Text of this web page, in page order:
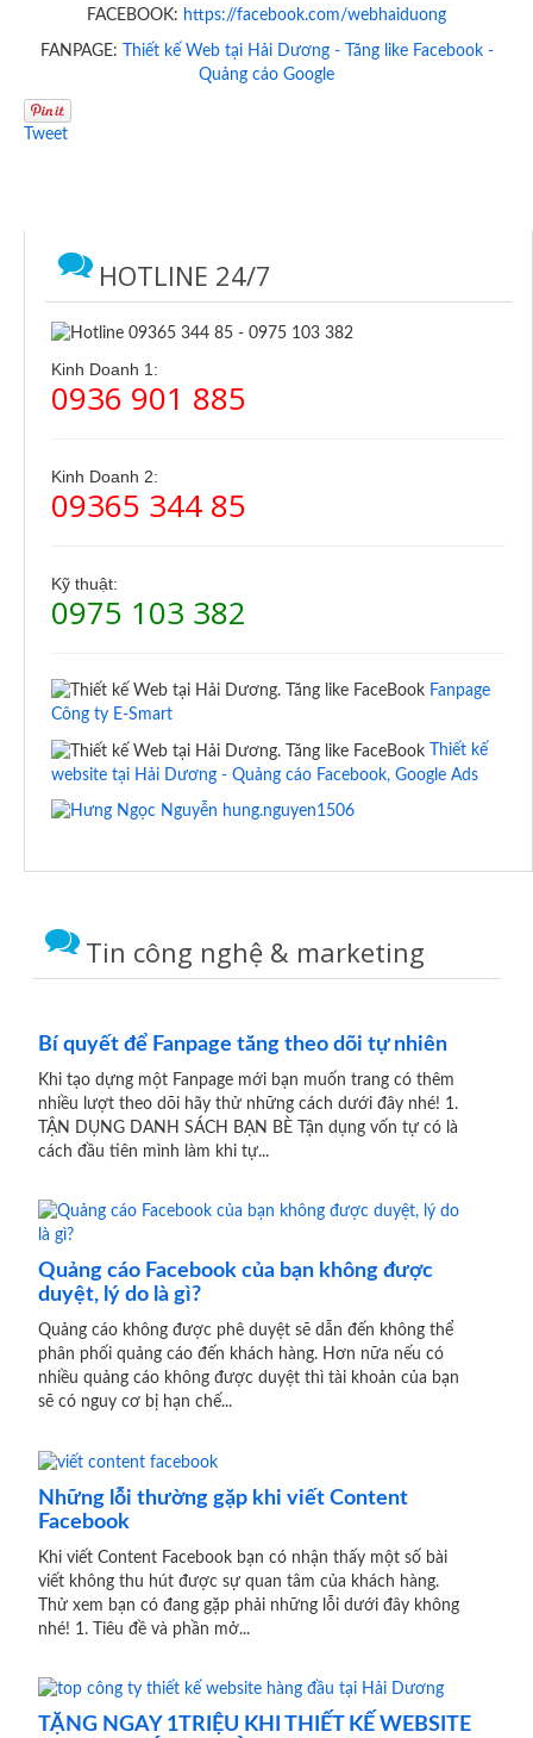
FACEBOOK: https://facebook.com/webhaiduong
FANPAGE:
Thiết kế Web tại Hải Dương - Tăng like Facebook -
Quảng cáo Google
Tweet
HOTLINE 24/7
Kinh Doanh 1:
0936 901 885
Kinh Doanh 2:
09365 344 85
Kỹ thuật:
0975 103 382
Fanpage
Công ty E-Smart
Thiết kế
website tại Hải Dương - Quảng cáo Facebook, Google Ads
hung.nguyen1506
Tin công nghệ & marketing
Bí quyết để Fanpage tăng theo dõi tự nhiên
Khi tạo dựng một Fanpage mới bạn muốn trang có thêm
nhiều lượt theo dõi hãy thử những cách dưới đây nhé! 1.
TẬN DỤNG DANH SÁCH BẠN BÈ Tận dụng vốn tự có là
cách đầu tiên mình làm khi tự...
Quảng cáo Facebook của bạn không được
duyệt, lý do là gì?
Quảng cáo không được phê duyệt sẽ dẫn đến không thể
phân phối quảng cáo đến khách hàng. Hơn nữa nếu có
nhiều quảng cáo không được duyệt thì tài khoản của bạn
sẽ có nguy cơ bị hạn chế...
Những lỗi thường gặp khi viết Content
Facebook
Khi viết Content Facebook bạn có nhận thấy một số bài
viết không thu hút được sự quan tâm của khách hàng.
Thử xem bạn có đang gặp phải những lỗi dưới đây không
nhé! 1. Tiêu đề và phần mở...
TẶNG NGAY 1TRIỆU KHI THIẾT KẾ WEBSITE